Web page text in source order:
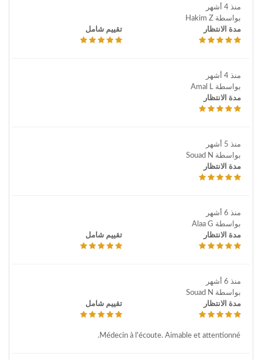
منذ 4 أشهر
بواسطة Hakim Z
مدة الانتظار
تقييم شامل
منذ 4 أشهر
بواسطة Amal L
مدة الانتظار
منذ 5 أشهر
بواسطة Souad N
مدة الانتظار
منذ 6 أشهر
بواسطة Alaa G
مدة الانتظار
تقييم شامل
منذ 6 أشهر
بواسطة Souad N
مدة الانتظار
تقييم شامل
Médecin à l'écoute. Aimable et attentionné.